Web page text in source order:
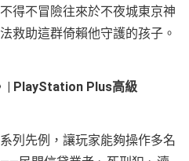
得不冒險往來於不夜城東京神
救助這群倚賴他守護的孩子。
| PlayStation Plus高級
列先例，讓玩家能夠操作多名